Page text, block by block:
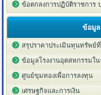
ข้อตกลงการปฏิบัติราชการ
ข้อมู
สรุปราคาประเมินทุนทรัพย์
ข้อมูลโรงงานอุตสหกรรมใ
ศูนย์ขุมทองเพื่อการลงทุน
เศรษฐกิจและการเงิน